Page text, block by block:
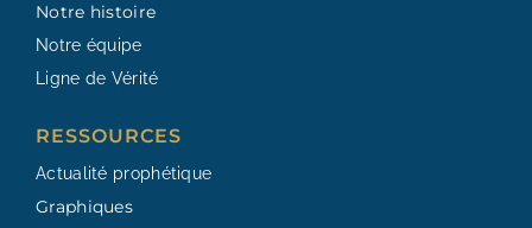
Notre histoire
Notre équipe
Ligne de Vérité
RESSOURCES​
Actualité prophétique
Graphiques